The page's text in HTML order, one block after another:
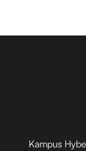
Kampus